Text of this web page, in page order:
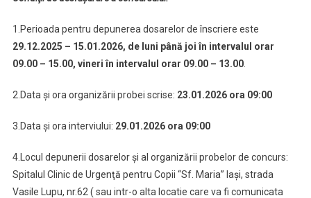
1.Perioada pentru depunerea dosarelor de înscriere este
29.12.2025 – 15.01.2026, de luni până joi în intervalul orar
09.00 – 15.00, vineri în intervalul orar 09.00 – 13.00.
2.Data şi ora organizării probei scrise: 23.01.2026 ora 09:00
3.Data şi ora interviului: 29.01.2026 ora 09:00
4.Locul depunerii dosarelor și al organizării probelor de concurs:
Spitalul Clinic de Urgenţă pentru Copii “Sf. Maria” Iaşi, strada
Vasile Lupu, nr.62 ( sau intr-o alta locatie care va fi comunicata